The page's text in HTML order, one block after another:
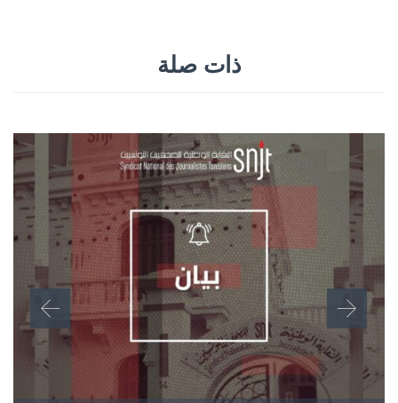
ذات صلة